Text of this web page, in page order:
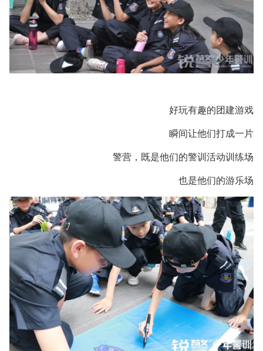
好玩有趣的团建游戏
瞬间让他们打成一片
警营，既是他们的警训活动训练场
也是他们的游乐场